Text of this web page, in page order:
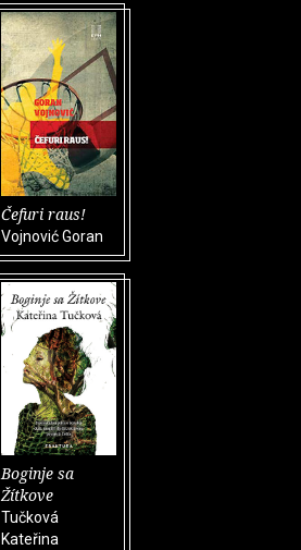
Čefuri raus!
Vojnović Goran
Boginje sa
Žítkove
Tučková
Kateřina